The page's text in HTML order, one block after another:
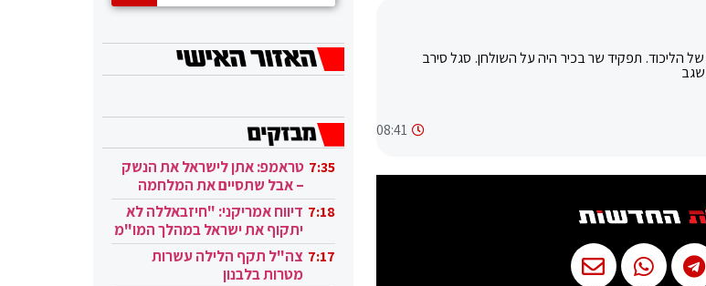
של הליכוד. תפקיד שר בכיר היה על השולחן. סגל סירב
08:41
7:35 טראמפ: אתן לישראל את הנשק
– אבל שתסיים את המלחמה
בעזה 7:18 דיווח אמריקני: "חיזבאללה לא
יתקוף את ישראל במהלך המו"מ
בקטאר" 7:17 צה"ל תקף הלילה עשרות
מטרות בלבנון